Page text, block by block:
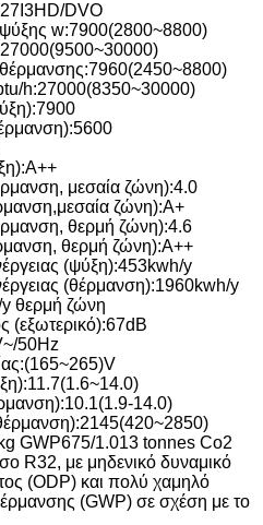
DVO
w:7900(2800~8800)
27000(9500~30000)
7960(2450~8800)
h:27000(8350~30000)
7900
5600
A++
μεσαία ζώνη):4.0
ζώνη):A+
θερμή ζώνη):4.6
θερμή ζώνη):A++
(ψύξη):453kwh/y
(θέρμανση):1960kwh/y
θερμή ζώνη
(εξωτερικό):67dB
50Hz
(165~265)V
11.7(1.6~14.0)
10.1(1.9-14.0)
2145(420~2850)
GWP675/1.013 tonnes Co2
R32, με μηδενικό δυναμικό
(ODP) και πολύ χαμηλό
(GWP) σε σχέση με το